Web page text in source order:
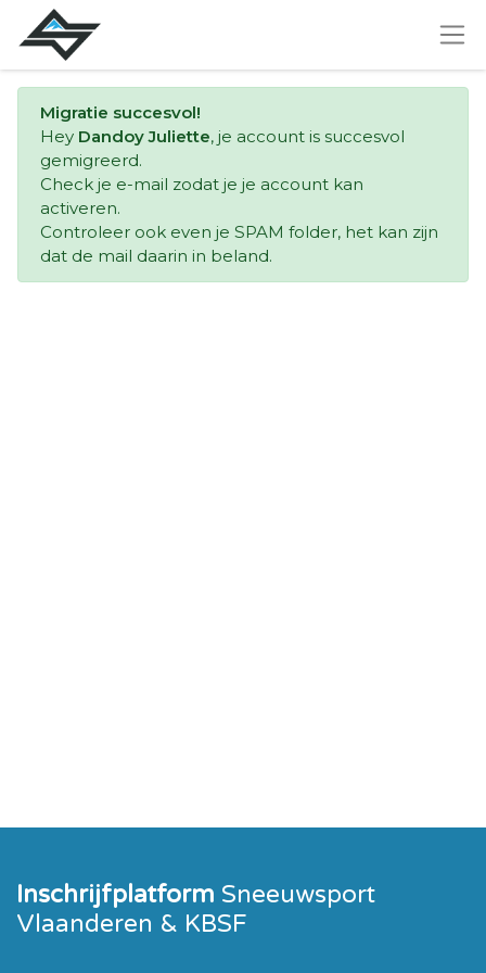
Migratie succesvol!
Hey Dandoy Juliette, je account is succesvol
gemigreerd.
Check je e-mail zodat je je account kan
activeren.
Controleer ook even je SPAM folder, het kan zijn
dat de mail daarin in beland.
Inschrijfplatform Sneeuwsport
Vlaanderen & KBSF